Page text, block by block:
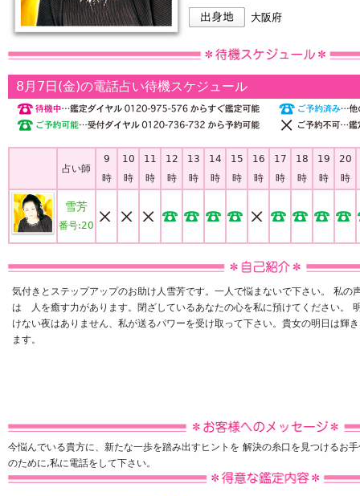
大阪府
8月7日(金)の電話占い待機スケジュール
占い師
9
時
10
時
11
時
12
時
13
時
14
時
15
時
16
時
17
時
18
時
19
時
20
時
雪芳
番号:20
気付きとステップアップのお助け人雪芳です。一人で悩まないで下さい。 私の
は 人を癒す力があります。閉ざしているあなたの心を私に預けてください。
けない夜はありません、私が送るパワーを受け取って下さい。貴女の明日は輝き
ます。
今悩んでいる貴方に、新たな一歩を踏み出すヒントを 解決の糸口を見つけるお
のために,私に電話をして下さい。